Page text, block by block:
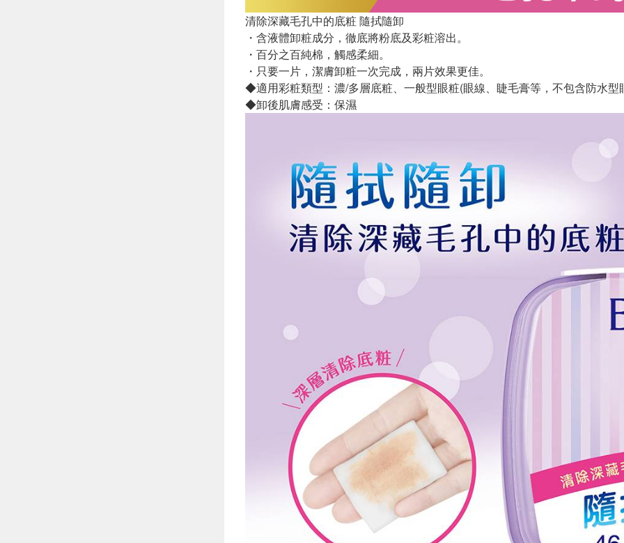
清除深藏毛孔中的底粧 隨拭隨卸
・含液體卸粧成分，徹底將粉底及彩粧溶出。
・百分之百純棉，觸感柔細。
・只要一片，潔膚卸粧一次完成，兩片效果更佳。
◆適用彩粧類型：濃/多層底粧、一般型眼粧(眼線、睫毛膏等，不包含防水型
◆卸後肌膚感受：保濕